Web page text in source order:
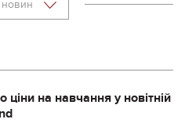
ціни на навчання у новітній